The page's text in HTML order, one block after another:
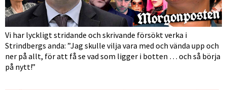
Vi har lyckligt stridande och skrivande försökt verka i
Strindbergs anda: ”Jag skulle vilja vara med och vända upp och
ner på allt, för att få se vad som ligger i botten … och så börja
på nytt!”